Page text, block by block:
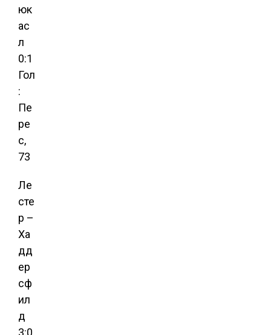
юк
ас
л
0:1
Гол
:
Пе
ре
с,
73
Ле
сте
р –
Ха
дд
ер
сф
ил
д
3:0